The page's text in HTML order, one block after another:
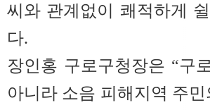
씨와 관계없이 쾌적하게
다.
장인홍 구로구청장은 “구
아니라 소음 피해지역 주